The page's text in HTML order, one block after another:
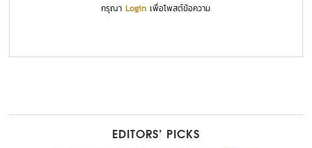
กรุณาLogin เพื่อโพสต์ข้อความ
EDITORS’ PICKS